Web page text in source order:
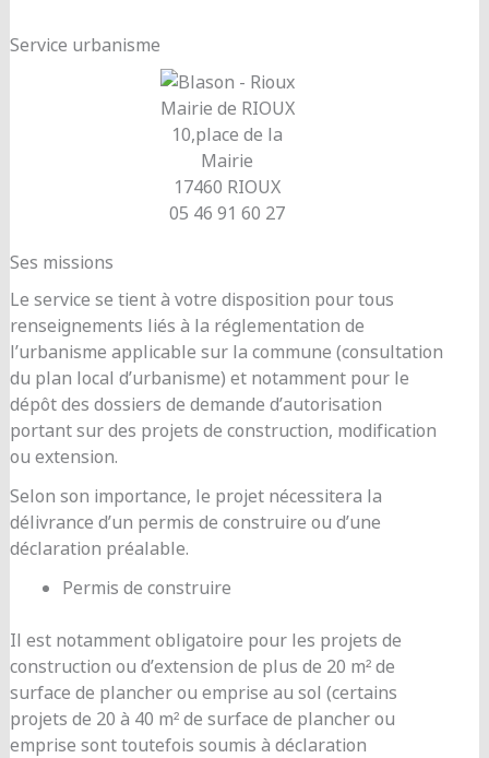
Service urbanisme
Mairie de RIOUX
10,place de la
Mairie
17460 RIOUX
05 46 91 60 27
Ses missions
Le service se tient à votre disposition pour tous
renseignements liés à la réglementation de
l’urbanisme applicable sur la commune (consultation
du plan local d’urbanisme) et notamment pour le
dépôt des dossiers de demande d’autorisation
portant sur des projets de construction, modification
ou extension.
Selon son importance, le projet nécessitera la
délivrance d’un permis de construire ou d’une
déclaration préalable.
Permis de construire
Il est notamment obligatoire pour les projets de
construction ou d’extension de plus de 20 m² de
surface de plancher ou emprise au sol (certains
projets de 20 à 40 m² de surface de plancher ou
emprise sont toutefois soumis à déclaration